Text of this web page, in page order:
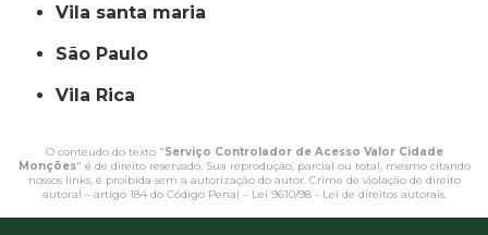
vila santa maria
São Paulo
Vila Rica
O conteúdo do texto "Serviço Controlador de Acesso Valor Cidade
Monções" é de direito reservado. Sua reprodução, parcial ou total, mesmo citando
nossos links, é proibida sem a autorização do autor. Crime de violação de direito
autoral – artigo 184 do Código Penal – Lei 9610/98 - Lei de direitos autorais.